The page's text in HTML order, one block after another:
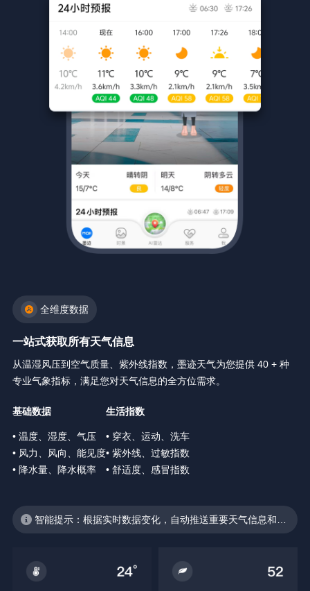
全维度数据
一站式获取所有天气信息
从温湿风压到空气质量、紫外线指数，墨迹天气为您提供 40 + 种
专业气象指标，满足您对天气信息的全方位需求。
基础数据
• 温度、湿度、气压
• 风力、风向、能见度
• 降水量、降水概率
生活指数
• 穿衣、运动、洗车
• 紫外线、过敏指数
• 舒适度、感冒指数
智能提示：根据实时数据变化，自动推送重要天气信息和生